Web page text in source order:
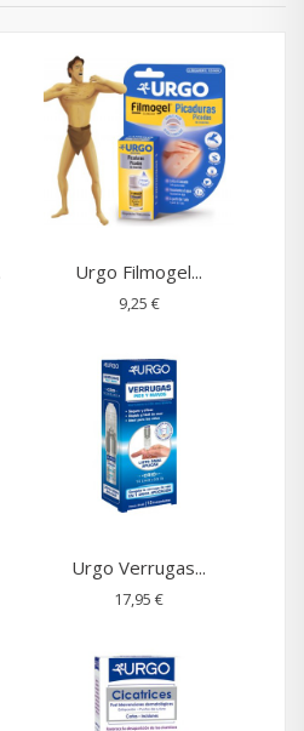
Urgo Filmogel...
9,25 €
Urgo Verrugas...
17,95 €